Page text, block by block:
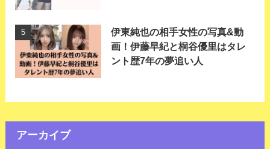
伊東純也の相手女性の写真&動
画！伊藤早紀と桐谷優里はタレ
ント歴7年の夢追い人
アーカイブ